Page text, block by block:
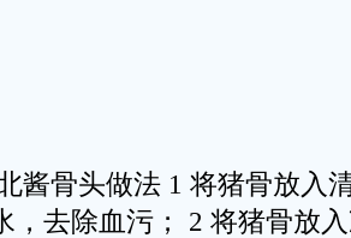
酱骨头做法 1 将猪骨放入
，去除血污； 2 将猪骨放